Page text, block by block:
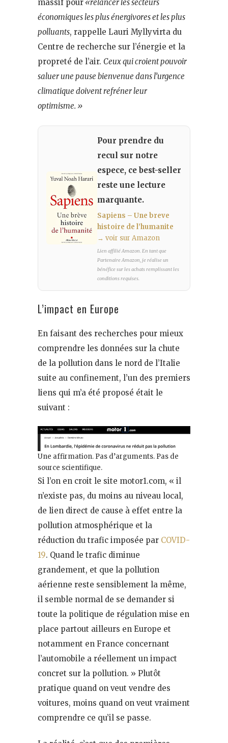
massif pour «relancer les secteurs
économiques les plus énergivores et les plus
polluants, rappelle Lauri Myllyvirta du
Centre de recherche sur l’énergie et la
propreté de l’air. Ceux qui croient pouvoir
saluer une pause bienvenue dans l’urgence
climatique doivent refréner leur
optimisme. »
Pour prendre du
recul sur notre
espece, ce best-seller
reste une lecture
marquante.
Sapiens – Une breve
histoire de l’humanite
→ voir sur Amazon
Lien affilié Amazon. En tant que
Partenaire Amazon, je réalise un
bénéfice sur les achats remplissant les
conditions requises.
L’impact en Europe
En faisant des recherches pour mieux
comprendre les données sur la chute
de la pollution dans le nord de l’Italie
suite au confinement, l’un des premiers
liens qui m’a été proposé était le
suivant :
Une affirmation. Pas d’arguments. Pas de
source scientifique.
Si l’on en croit le site motor1.com, « il
n’existe pas, du moins au niveau local,
de lien direct de cause à effet entre la
pollution atmosphérique et la
réduction du trafic imposée par COVID-
19. Quand le trafic diminue
grandement, et que la pollution
aérienne reste sensiblement la même,
il semble normal de se demander si
toute la politique de régulation mise en
place partout ailleurs en Europe et
notamment en France concernant
l’automobile a réellement un impact
concret sur la pollution. » Plutôt
pratique quand on veut vendre des
voitures, moins quand on veut vraiment
comprendre ce qu’il se passe.